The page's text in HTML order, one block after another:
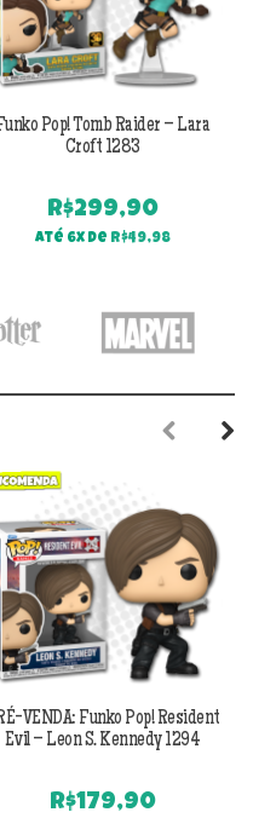
Pop! Tomb Raider – Lara
Croft 1283
R$299,90
Até 6x de R$49,98
VENDA: Funko Pop! Resident
Evil – Leon S. Kennedy 1294
R$179,90